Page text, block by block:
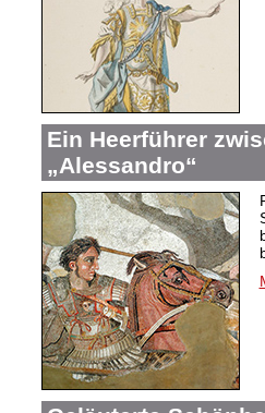
Ein Heerführer
„Alessandro“